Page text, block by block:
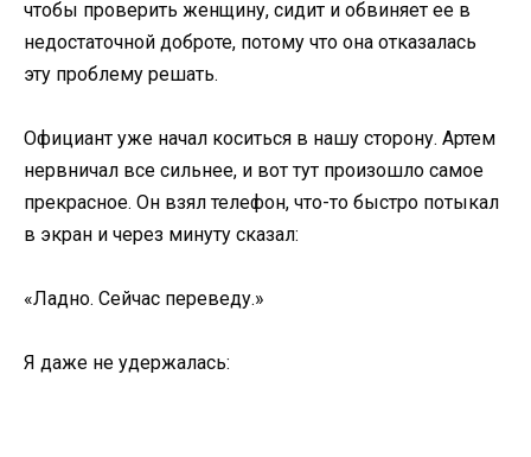
чтобы проверить женщину, сидит и обвиняет ее в
недостаточной доброте, потому что она отказалась
эту проблему решать.
Официант уже начал коситься в нашу сторону. Артем
нервничал все сильнее, и вот тут произошло самое
прекрасное. Он взял телефон, что-то быстро потыкал
в экран и через минуту сказал:
«Ладно. Сейчас переведу.»
Я даже не удержалась: